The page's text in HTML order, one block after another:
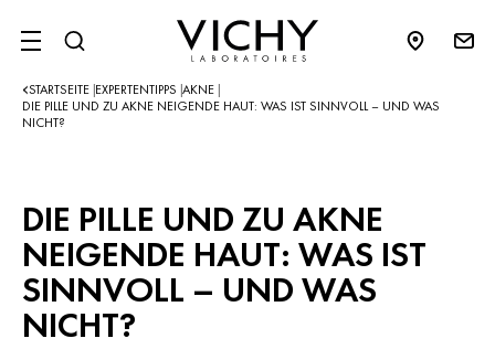
SITE MENU
STARTSEITE EXPERTENTIPPS AKNE
DIE PILLE UND ZU AKNE NEIGENDE HAUT: WAS IST SINNVOLL – UND WAS
NICHT?
DIE PILLE UND ZU AKNE
NEIGENDE HAUT: WAS IST
SINNVOLL – UND WAS
NICHT?